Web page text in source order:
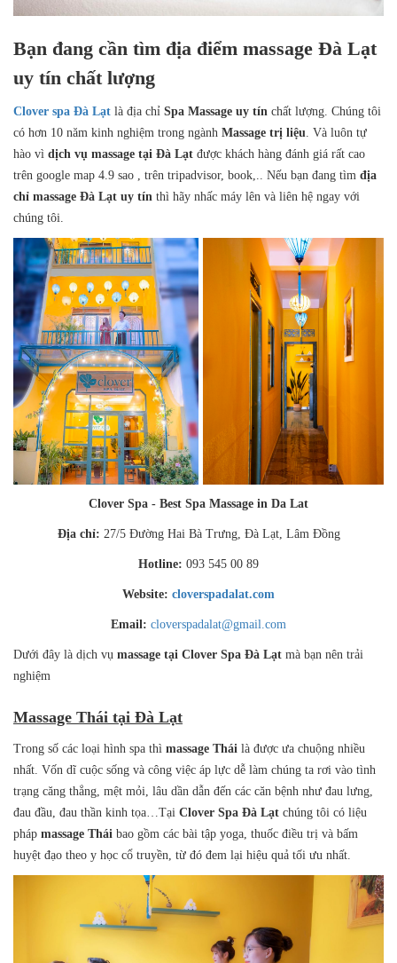
Bạn đang cần tìm địa điểm massage Đà Lạt
uy tín chất lượng
Clover spa Đà Lạt là địa chỉ Spa Massage uy tín chất lượng. Chúng tôi
có hơn 10 năm kinh nghiệm trong ngành Massage trị liệu . Và luôn tự
hào vì dịch vụ massage tại Đà Lạt được khách hàng đánh giá rất cao
trên google map 4.9 sao , trên tripadvisor, book,.. Nếu bạn đang tìm địa
chỉ massage Đà Lạt uy tín thì hãy nhấc máy lên và liên hệ ngay với
chúng tôi.
Clover Spa - Best Spa Massage in Da Lat
Địa chỉ: 27/5 Đường Hai Bà Trưng, Đà Lạt, Lâm Đồng
Hotline: 093 545 00 89
Website: cloverspadalat.com
Email: cloverspadalat@gmail.com
Dưới đây là dịch vụ massage tại Clover Spa Đà Lạt mà bạn nên trải
nghiệm
Massage Thái tại Đà Lạt
Trong số các loại hình spa thì massage Thái là được ưa chuộng nhiều
nhất. Vốn dĩ cuộc sống và công việc áp lực dễ làm chúng ta rơi vào tình
trạng căng thẳng, mệt mỏi, lâu dần dẫn đến các căn bệnh như đau lưng,
đau đầu, đau thần kinh tọa…Tại Clover Spa Đà Lạt chúng tôi có liệu
pháp massage Thái bao gồm các bài tập yoga, thuốc điều trị và bấm
huyệt đạo theo y học cổ truyền, từ đó đem lại hiệu quả tối ưu nhất.